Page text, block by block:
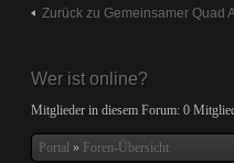
Zurück zu Gemeinsamer Quad
Wer ist online?
Mitglieder in diesem Forum: 0
Portal » Foren-Übersicht